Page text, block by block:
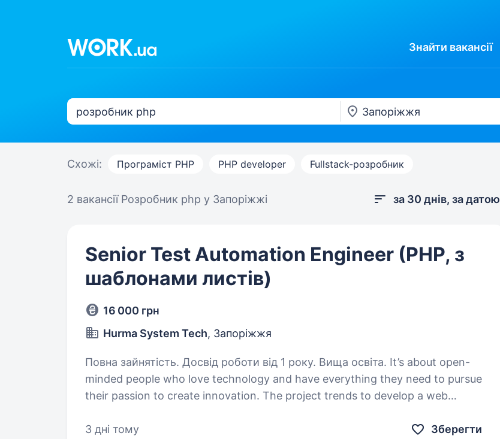
Знайти вакансії
Схожі: Програміст PHP PHP developer Fullstack-розробник
2 вакансії Розробник php у Запоріжжі за 30 днів, за датою
Senior Test Automation Engineer (PHP, з
шаблонами листів)
16 000 грн
Hurma System Tech, Запоріжжя
Повна зайнятість. Досвід роботи від 1 року. Вища освіта. It’s about open-
minded people who love technology and have everything they need to pursue
their passion to create innovation. The project trends to develop a web
3 дні тому
Зберегти